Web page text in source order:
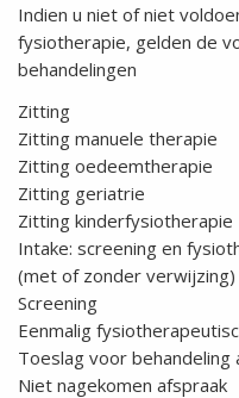
Indien u niet of niet
fysiotherapie, gelden de
behandelingen
Zitting
Zitting manuele therapie
Zitting oedeemtherapie
Zitting geriatrie
Zitting kinderfysiotherapie
Intake: screening en
(met of zonder verwijzing)
Screening
Eenmalig
Toeslag voor behandeling
Niet nagekomen afspraak